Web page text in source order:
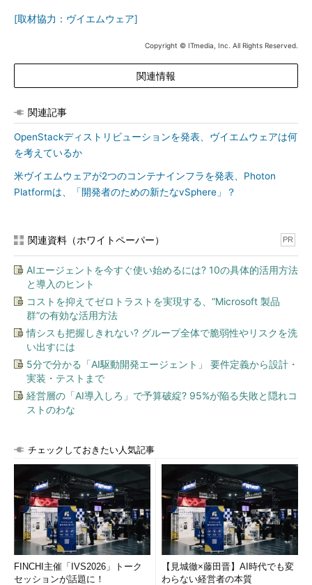
[取材協力：ヴイエムウェア]
Copyright © ITmedia, Inc. All Rights Reserved.
関連情報
関連記事
OpenStackディストリビューションを発表、ヴイエムウェアは何
を考えているか
米ヴイエムウェアが2つのコンテナインフラを発表、Photon
Platformは、「開発者のための新たなvSphere」？
関連資料（ホワイトペーパー） PR
AIエージェントを今すぐ使い始めるには? 10の具体的活用方法
と導入のヒント
コストを抑えてゼロトラストを実現する、“Microsoft 製品
群”の有効な活用方法
情シスも把握しきれない? グループ全体で脆弱性やリスクを洗
い出すには
5分で分かる「AI駆動開発エージェント」 要件定義から設計・
実装・テストまで
経営層の「AI導入しろ」で予算破綻? 95%が陥る失敗と隠れコ
ストのわな
チェックしておきたい人気記事
FINCHI主催「IVS2026」トーク
セッションが話題に！
【見城徹×藤田晋】AI時代でも変
わらない経営者の本質